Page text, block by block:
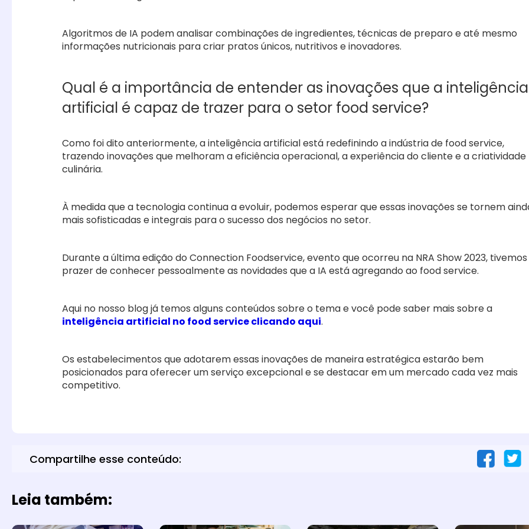
Algoritmos de IA podem analisar combinações de ingredientes, técnicas de preparo e até mesmo
informações nutricionais para criar pratos únicos, nutritivos e inovadores.
Qual é a importância de entender as inovações que a inteligência
artificial é capaz de trazer para o setor food service?
Como foi dito anteriormente, a inteligência artificial está redefinindo a indústria de food service,
trazendo inovações que melhoram a eficiência operacional, a experiência do cliente e a criatividade
culinária.
À medida que a tecnologia continua a evoluir, podemos esperar que essas inovações se tornem
mais sofisticadas e integrais para o sucesso dos negócios no setor.
Durante a última edição do Connection Foodservice, evento que ocorreu na NRA Show 2023,
prazer de conhecer pessoalmente as novidades que a IA está agregando ao food service.
Aqui no nosso blog já temos alguns conteúdos sobre o tema e você pode saber mais sobre a
inteligência artificial no food service clicando aqui.
Os estabelecimentos que adotarem essas inovações de maneira estratégica estarão bem
posicionados para oferecer um serviço excepcional e se destacar em um mercado cada vez mais
competitivo.
Compartilhe esse conteúdo:
Leia também: